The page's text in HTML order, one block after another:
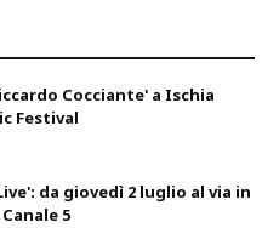
Cocciante' a Ischia
Festival
da giovedì 2 luglio al via in
5